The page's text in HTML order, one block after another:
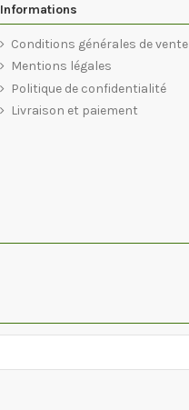
Informations
Conditions générales de vente
Mentions légales
Politique de confidentialité
Livraison et paiement